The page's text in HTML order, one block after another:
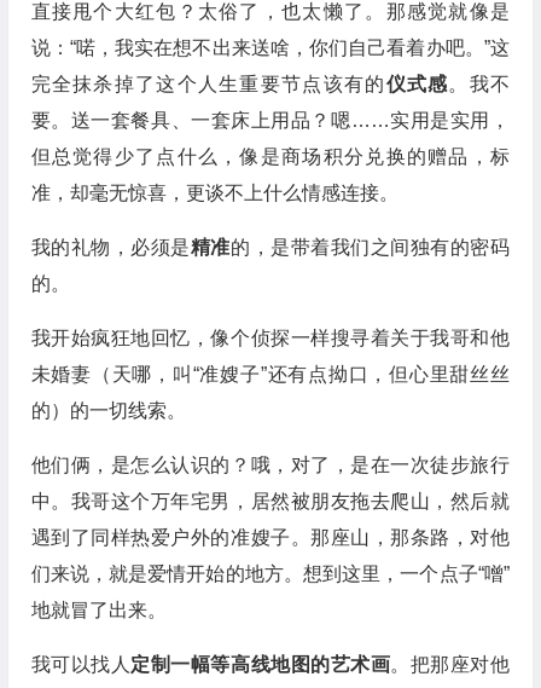
直接甩个大红包？太俗了，也太懒了。那感觉就像是
说：“喏，我实在想不出来送啥，你们自己看着办吧。”这
完全抹杀掉了这个人生重要节点该有的仪式感。我不
要。送一套餐具、一套床上用品？嗯……实用是实用，
但总觉得少了点什么，像是商场积分兑换的赠品，标
准，却毫无惊喜，更谈不上什么情感连接。
我的礼物，必须是精准的，是带着我们之间独有的密码
的。
我开始疯狂地回忆，像个侦探一样搜寻着关于我哥和他
未婚妻（天哪，叫“准嫂子”还有点拗口，但心里甜丝丝
的）的一切线索。
他们俩，是怎么认识的？哦，对了，是在一次徒步旅行
中。我哥这个万年宅男，居然被朋友拖去爬山，然后就
遇到了同样热爱户外的准嫂子。那座山，那条路，对他
们来说，就是爱情开始的地方。想到这里，一个点子“噌”
地就冒了出来。
我可以找人 定制一幅等高线地图的艺术画。把那座对他